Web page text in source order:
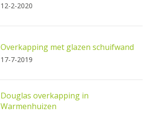
12-2-2020
Overkapping met glazen schuifwand
17-7-2019
Douglas overkapping in
Warmenhuizen